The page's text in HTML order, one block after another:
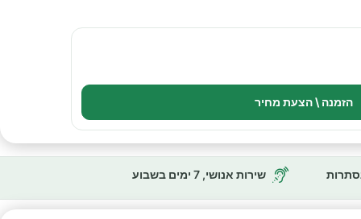
הזמנה \ הצעת מחיר
שירות אנושי, 7 ימים בשבוע